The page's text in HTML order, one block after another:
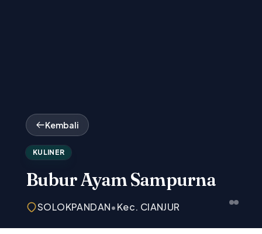
Kembali
KULINER
Bubur Ayam Sampurna
SOLOKPANDAN•Kec. CIANJUR